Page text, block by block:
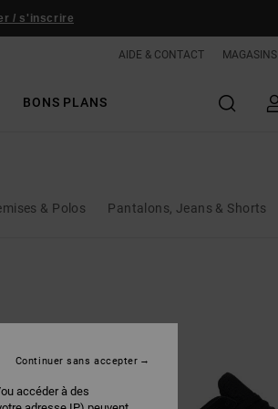
/ s'inscrire
AIDE & CONTACT MAGASINS
BONS PLANS
& Polos Pantalons, Jeans & Shorts
accéder à des
Continuer sans accepter